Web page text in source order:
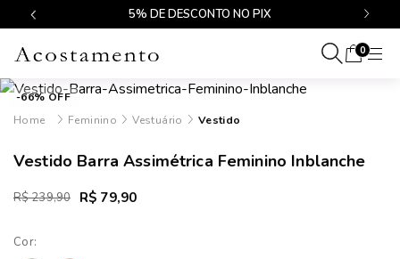
5% DE DESCONTO NO PIX
0
-66% OFF
Feminino
Vestuário Vestido
Vestido Barra Assimétrica Feminino Inblanche
R$ 239,90 R$ 79,90
Cor: